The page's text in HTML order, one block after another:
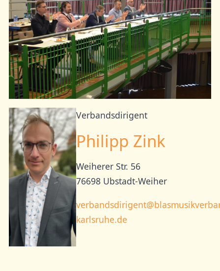
Verbandsdirigent
Philipp Zink
Weiherer Str. 56
76698 Ubstadt-Weiher
karlsruhe.de